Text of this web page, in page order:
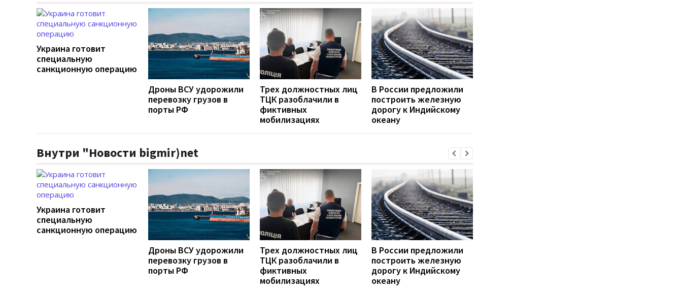
Украина готовит
специальную
санкционную операцию
Дроны ВСУ удорожили
перевозку грузов в
порты РФ
Трех должностных лиц
ТЦК разоблачили в
фиктивных
мобилизациях
В России предложили
построить железную
дорогу к Индийскому
океану
Внутри "Новости bigmir)net
Украина готовит
специальную
санкционную операцию
Дроны ВСУ удорожили
перевозку грузов в
порты РФ
Трех должностных лиц
ТЦК разоблачили в
фиктивных
мобилизациях
В России предложили
построить железную
дорогу к Индийскому
океану